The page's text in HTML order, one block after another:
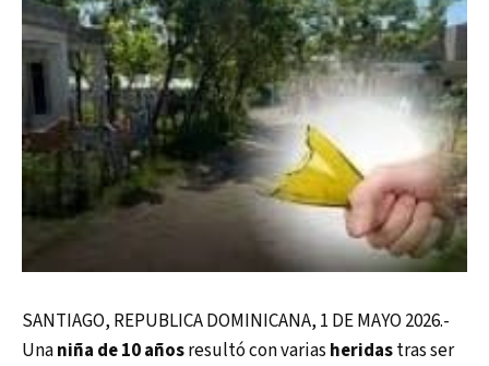
SANTIAGO, REPUBLICA DOMINICANA, 1 DE MAYO 2026.-
Unaniña de 10 añosresultó con varias heridastras ser